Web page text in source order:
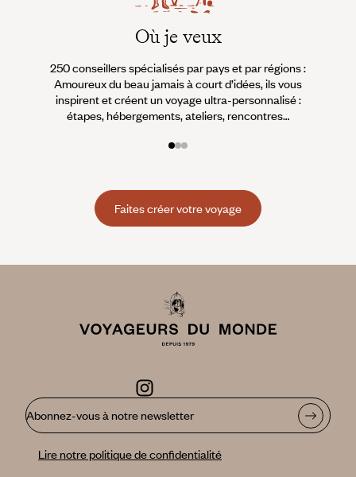
Où je veux
250 conseillers spécialisés par pays et par régions :
Amoureux du beau jamais à court d’idées, ils vous
inspirent et créent un voyage ultra-personnalisé :
étapes, hébergements, ateliers, rencontres…
Faites créer votre voyage
Abonnez-vous à notre newsletter
Lire notre politique de confidentialité